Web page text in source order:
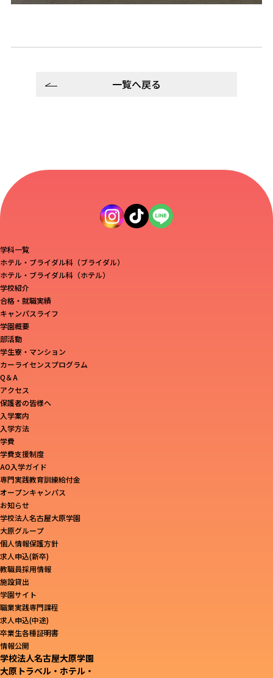
一覧へ戻る
学科一覧
ホテル・ブライダル科（ブライダル）
ホテル・ブライダル科（ホテル）
学校紹介
合格・就職実績
キャンパスライフ
学園概要
部活動
学生寮・マンション
カーライセンスプログラム
Q＆A
アクセス
保護者の皆様へ
入学案内
入学方法
学費
学費支援制度
AO入学ガイド
専門実践教育訓練給付金
オープンキャンパス
お知らせ
学校法人名古屋大原学園
大原グループ
個人情報保護方針
求人申込(新卒)
教職員採用情報
施設貸出
学園サイト
職業実践専門課程
求人申込(中途)
卒業生各種証明書
情報公開
学校法人名古屋大原学園
大原トラベル・ホテル・